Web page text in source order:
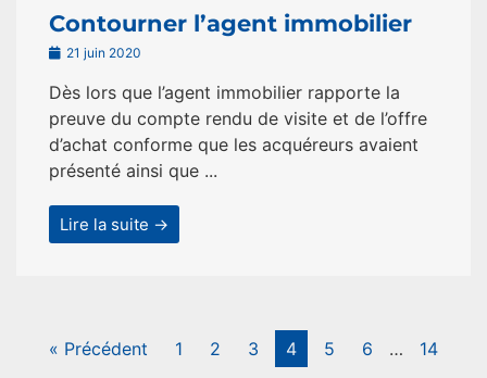
Contourner l’agent immobilier
21 juin 2020
Dès lors que l’agent immobilier rapporte la
preuve du compte rendu de visite et de l’offre
d’achat conforme que les acquéreurs avaient
présenté ainsi que ...
Lire la suite →
« Précédent 1 2 3 4 5 6 …
14